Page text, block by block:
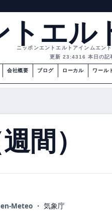
エル
ニッポンエントエルトアインムエン
更新 23:4316 本日の記
会社概要 ブログ ローカル ワール
間）
Meteo ・ 気象庁